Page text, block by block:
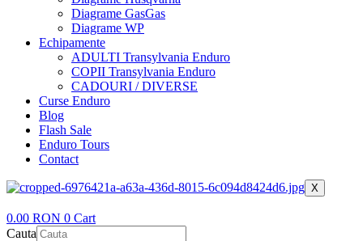
Diagrame GasGas
Diagrame WP
Echipamente
ADULTI Transylvania Enduro
COPII Transylvania Enduro
CADOURI / DIVERSE
Curse Enduro
Blog
Flash Sale
Enduro Tours
Contact
X
0.00 RON 0 Cart
Cauta